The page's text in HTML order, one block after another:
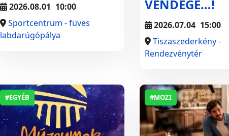
2026.08.01 10:00
Sportcentrum - füves
labdarúgópálya
VENDÉGE…!
2026.07.04 15:00
Tiszaszederkény -
Rendezvénytér
#EGYÉB #MOZI